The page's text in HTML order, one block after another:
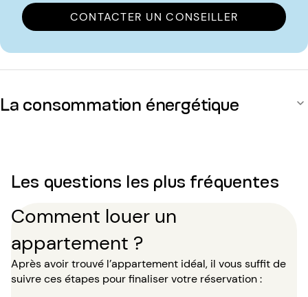
CONTACTER UN CONSEILLER
La consommation énergétique
Les questions les plus fréquentes
Comment louer un
appartement ?
Après avoir trouvé l’appartement idéal, il vous suffit de
suivre ces étapes pour finaliser votre réservation :